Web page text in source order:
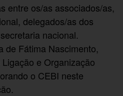
entre os/as associados/as,
delegados/as dos
nacional.
de Fátima Nascimento,
e Organização
o CEBI neste